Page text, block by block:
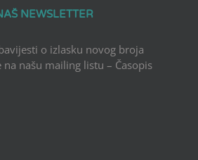
NEWSLETTER
o izlasku novog broja
na našu mailing listu – Časopis